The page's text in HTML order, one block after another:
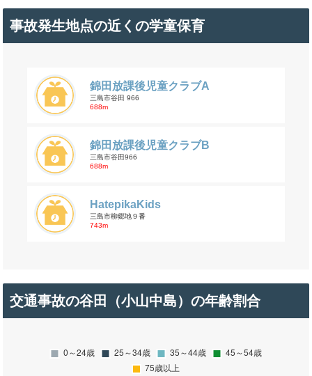
事故発生地点の近くの学童保育
錦田放課後児童クラブA
三島市谷田 966
688m
錦田放課後児童クラブB
三島市谷田966
688m
HatepikaKids
三島市柳郷地９番
743m
交通事故の谷田（小山中島）の年齢割合